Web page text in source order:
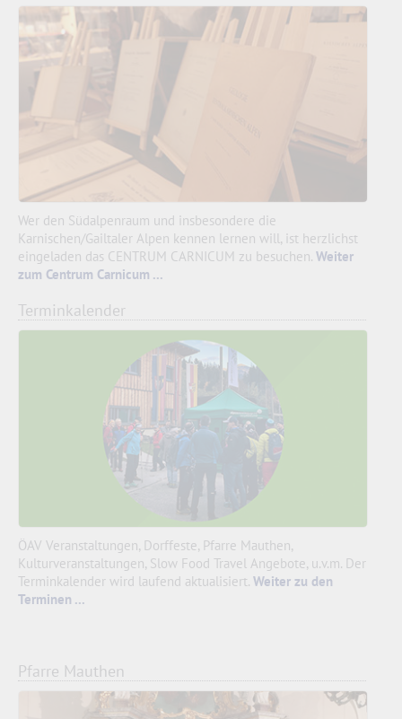
Wer den Südalpenraum und insbesondere die
Karnischen/Gailtaler Alpen kennen lernen will, ist herzlichst
eingeladen das CENTRUM CARNICUM zu besuchen. Weiter
zum Centrum Carnicum ...
Terminkalender
ÖAV Veranstaltungen, Dorffeste, Pfarre Mauthen,
Kulturveranstaltungen, Slow Food Travel Angebote, u.v.m. Der
Terminkalender wird laufend aktualisiert. Weiter zu den
Terminen ...
Pfarre Mauthen